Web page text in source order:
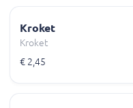
Kroket
Kroket
€ 2,45